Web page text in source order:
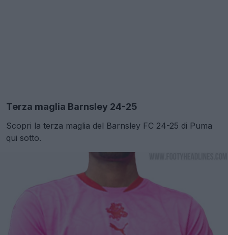
Terza maglia Barnsley 24-25
Scopri la terza maglia del Barnsley FC 24-25 di Puma
qui sotto.